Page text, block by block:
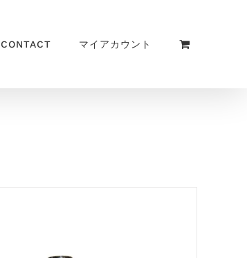
CONTACT マイアカウント